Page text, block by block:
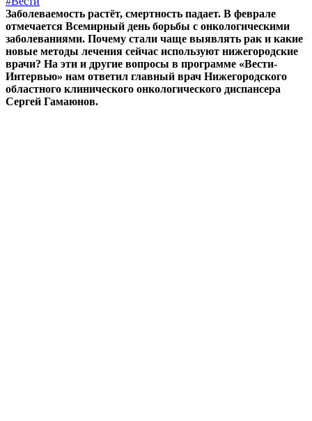
Заболеваемость растёт, смертность падает. В феврале
отмечается Всемирный день борьбы с онкологическими
заболеваниями. Почему стали чаще выявлять рак и какие
новые методы лечения сейчас используют нижегородские
врачи? На эти и другие вопросы в программе «Вести-
Интервью» нам ответил главный врач Нижегородского
областного клинического онкологического диспансера
Сергей Гамаюнов.